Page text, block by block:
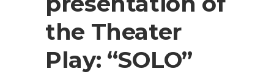
the Theater
Play: “SOLO”